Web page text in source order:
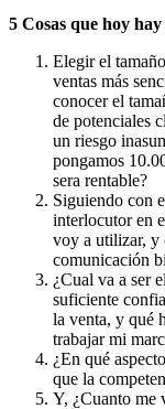
5 Cosas que hoy
Elegir el
ventas más
conocer el
de potenciales
un riesgo
pongamos
sera rentable?
Siguiendo con
interlocutor en
voy a utilizar, y
comunicación
¿Cual va a ser
suficiente
la venta, y qué
trabajar mi
¿En qué
que la
Y, ¿Cuanto me